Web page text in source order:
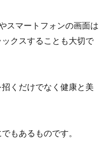
スマートフォンの画面は
クスすることも大切で
くだけでなく健康と美
もあるものです。